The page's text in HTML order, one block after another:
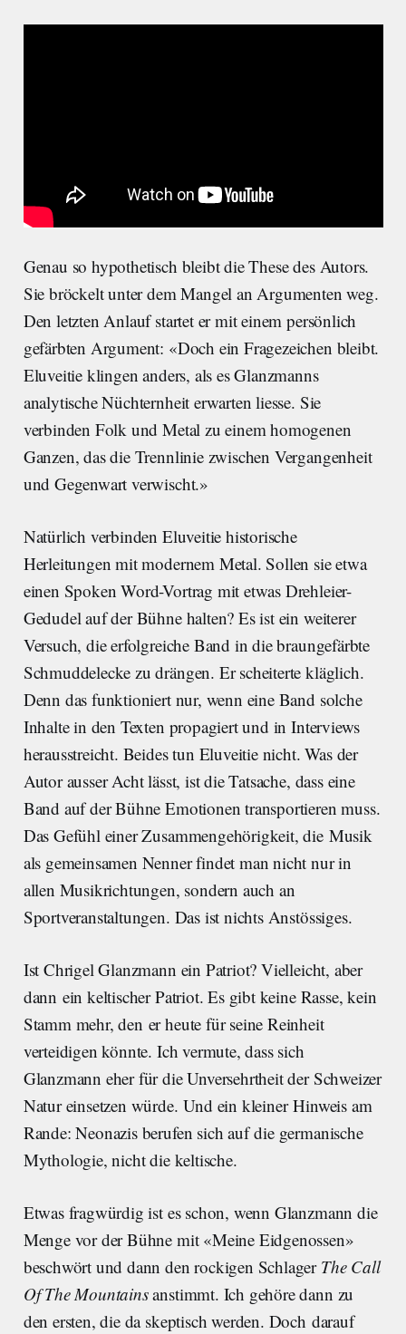
Genau so hypothetisch bleibt die These des Autors.
Sie bröckelt unter dem Mangel an Argumenten weg.
Den letzten Anlauf startet er mit einem persönlich
gefärbten Argument: «Doch ein Fragezeichen bleibt.
Eluveitie klingen anders, als es Glanzmanns
analytische Nüchternheit erwarten liesse. Sie
verbinden Folk und Metal zu einem homogenen
Ganzen, das die Trennlinie zwischen Vergangenheit
und Gegenwart verwischt.»
Natürlich verbinden Eluveitie historische
Herleitungen mit modernem Metal. Sollen sie etwa
einen Spoken Word-Vortrag mit etwas Drehleier-
Gedudel auf der Bühne halten? Es ist ein weiterer
Versuch, die erfolgreiche Band in die braungefärbte
Schmuddelecke zu drängen. Er scheiterte kläglich.
Denn das funktioniert nur, wenn eine Band solche
Inhalte in den Texten propagiert und in Interviews
herausstreicht. Beides tun Eluveitie nicht. Was der
Autor ausser Acht lässt, ist die Tatsache, dass eine
Band auf der Bühne Emotionen transportieren muss.
Das Gefühl einer Zusammengehörigkeit, die Musik
als gemeinsamen Nenner findet man nicht nur in
allen Musikrichtungen, sondern auch an
Sportveranstaltungen. Das ist nichts Anstössiges.
Ist Chrigel Glanzmann ein Patriot? Vielleicht, aber
dann ein keltischer Patriot. Es gibt keine Rasse, kein
Stamm mehr, den er heute für seine Reinheit
verteidigen könnte. Ich vermute, dass sich
Glanzmann eher für die Unversehrtheit der Schweizer
Natur einsetzen würde. Und ein kleiner Hinweis am
Rande: Neonazis berufen sich auf die germanische
Mythologie, nicht die keltische.
Etwas fragwürdig ist es schon, wenn Glanzmann die
Menge vor der Bühne mit «Meine Eidgenossen»
beschwört und dann den rockigen Schlager The Call
Of The Mountainsanstimmt. Ich gehöre dann zu
den ersten, die da skeptisch werden. Doch darauf